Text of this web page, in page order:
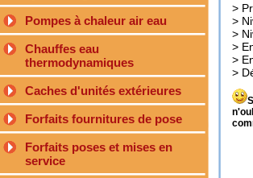
Pompes à chaleur air eau
Chauffes eau
thermodynamiques
Caches d'unités extérieures
Forfaits fournitures de pose
Forfaits poses et mises en
service
>
>
>
>
>
>